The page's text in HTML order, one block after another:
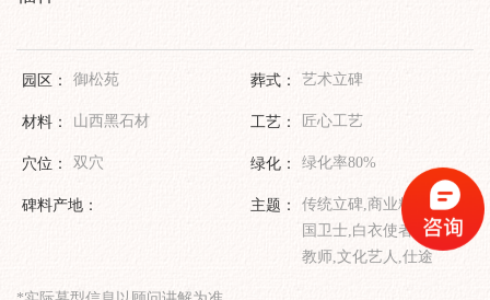
园区： 御松苑 葬式： 艺术立碑
材料： 山西黑石材 工艺： 匠心工艺
穴位： 双穴 绿化： 绿化率80%
碑料产地： 主题：
传统立碑,商业精英,祖
国卫士,白衣使者,人民
教师,文化艺人,仕途